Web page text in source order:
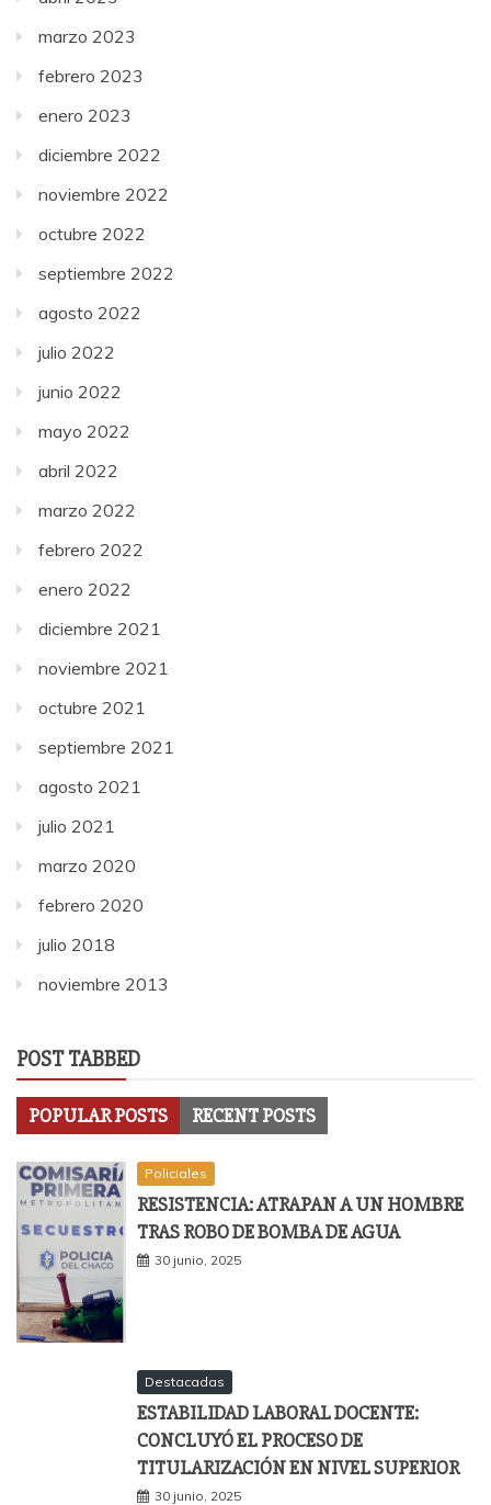
marzo 2023
febrero 2023
enero 2023
diciembre 2022
noviembre 2022
octubre 2022
septiembre 2022
agosto 2022
julio 2022
junio 2022
mayo 2022
abril 2022
marzo 2022
febrero 2022
enero 2022
diciembre 2021
noviembre 2021
octubre 2021
septiembre 2021
agosto 2021
julio 2021
marzo 2020
febrero 2020
julio 2018
noviembre 2013
POST TABBED
POPULAR POSTS RECENT POSTS
Policiales
RESISTENCIA: ATRAPAN A UN HOMBRE
TRAS ROBO DE BOMBA DE AGUA
30 junio, 2025
Destacadas
ESTABILIDAD LABORAL DOCENTE:
CONCLUYÓ EL PROCESO DE
TITULARIZACIÓN EN NIVEL SUPERIOR
30 junio, 2025